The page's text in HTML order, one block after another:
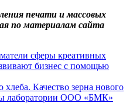
печати и массовых
по материалам сайта
сферы креативных
бизнес с помощью
хлеба. Качество зерна нового
лаборатории ООО «БМК»